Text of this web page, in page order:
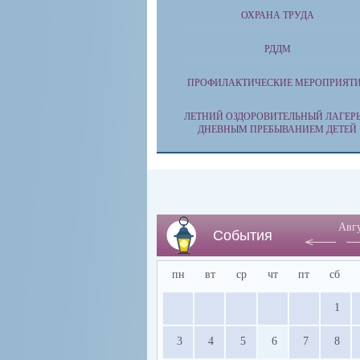
ОХРАНА ТРУДА
РДДМ
ПРОФИЛАКТИЧЕСКИЕ
ЛЕТНИЙ ОЗДОРОВИТЕЛЬНЫЙ
ДНЕВНЫМ ПРЕБЫВАНИЕМ ДЕТЕЙ
События
пн вт ср чт пт сб
1
3 4 5 6 7 8